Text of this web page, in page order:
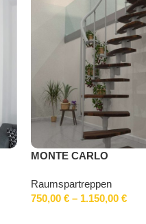
MONTE CARLO
Raumspartreppen
750,00 € – 1.150,00 €